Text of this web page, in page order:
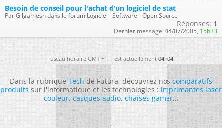
Besoin de conseil pour l'achat d'un logiciel de stat
Par Gilgamesh dans le forum Logiciel - Software - Open Source
Réponses: 1
Dernier message: 04/07/2005, 15h33
Fuseau horaire GMT +1. Il est actuellement04h04.
Dans la rubriqueTechde Futura, découvrez noscomparatifs
produitssur l'informatique et les technologies :imprimantes laser
couleur,casques audio,chaises gamer...